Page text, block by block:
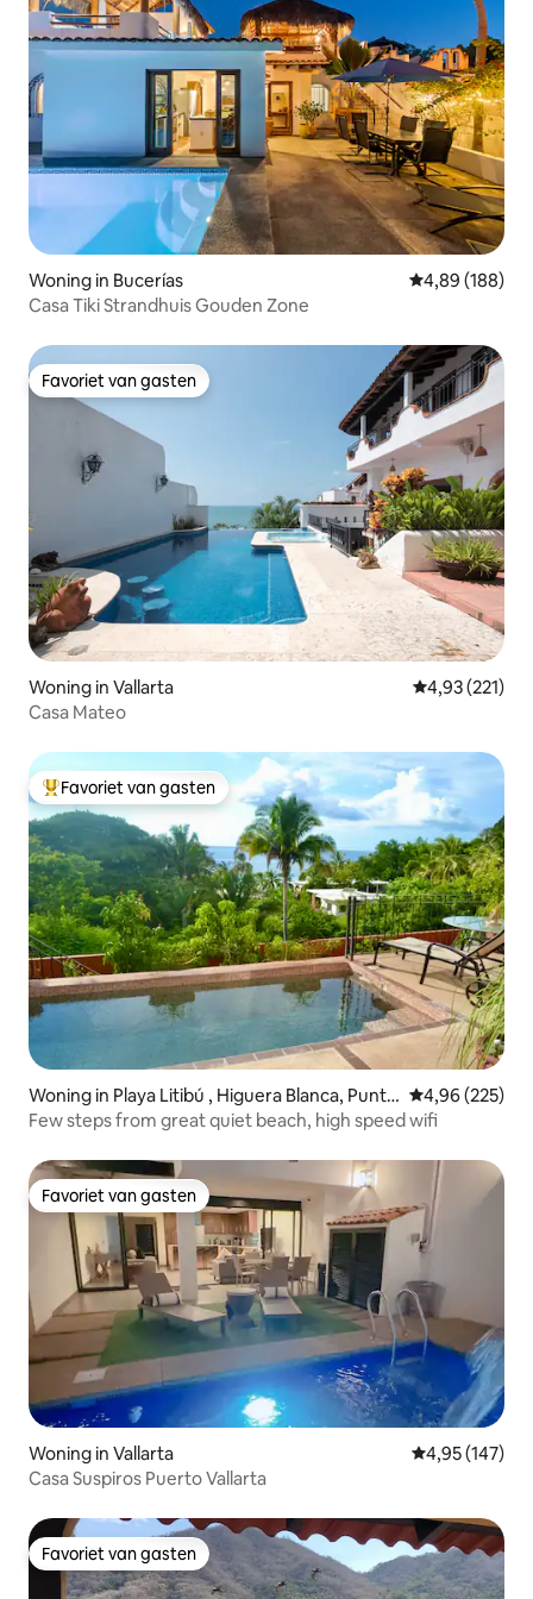
Woning in Bucerías Gemiddelde
4,89 (188)
Casa Tiki Strandhuis Gouden Zone
Favoriet van gasten
Favoriet van gasten
Woning in Vallarta Gemiddelde
4,93 (221)
Casa Mateo
Topfavoriet van gasten
Favoriet van gasten
Woning in Playa Litibú , Higuera Blanca, Punta
Mita
Gemiddelde
4,96 (225)
Few steps from great quiet beach, high speed wifi
Favoriet van gasten
Favoriet van gasten
Woning in Vallarta Gemiddelde
4,95 (147)
Casa Suspiros Puerto Vallarta
Favoriet van gasten
Favoriet van gasten